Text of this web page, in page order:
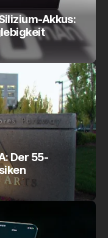
Akkus:
Der 55-